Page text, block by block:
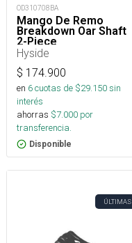
OD310708BA
Mango De Remo
Breakdown Oar Shaft
2-Piece
Hyside
$ 174.900
en 6cuotas de $29.150sin
interés
ahorras $7.000 por
transferencia.
Disponible
ÚLTIMAS